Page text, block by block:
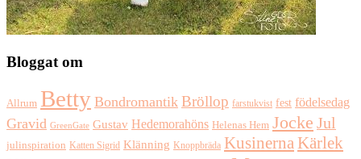
Bloggat om
Allrum Betty Bondromantik Bröllop farstukvist fest födelsedag
Gravid GreenGate Gustav Hedemorahöns Helenas Hem Jocke Jul
julinspiration Katten Sigrid Klänning Knoppbräda KusinernaKärlek